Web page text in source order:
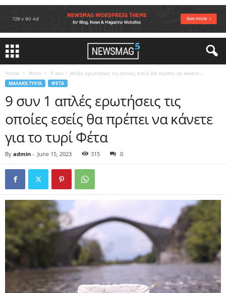
Home Φέτα 9 συν 1 απλές ερωτήσεις τις οποίες εσείς θα πρέπει να κάνετε...
ΜΑΛΑΚΆ ΤΥΡΙΆ ΦΈΤΑ
9 συν 1 απλές ερωτήσεις τις
οποίες εσείς θα πρέπει να κάνετε
για το τυρί Φέτα
By admin - June 15, 2023 315 0